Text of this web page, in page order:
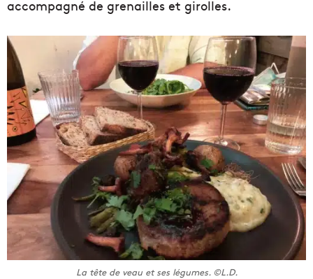
accompagné de grenailles et girolles.
La tête de veau et ses légumes. ©L.D.